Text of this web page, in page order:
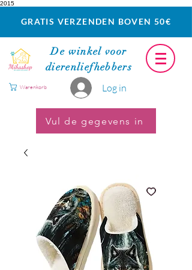
2015
GRATIS VERZENDEN BOVEN 50€
De winkel voor
dierenliefhebbers
Log in
Warenkorb
Vul de gegevens in